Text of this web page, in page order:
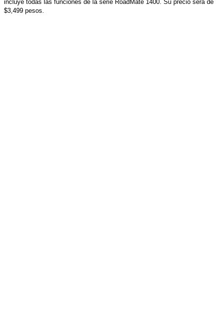
incluye todas las funciones de la serie RoadMate 1400. Su precio será de
$3,499 pesos.